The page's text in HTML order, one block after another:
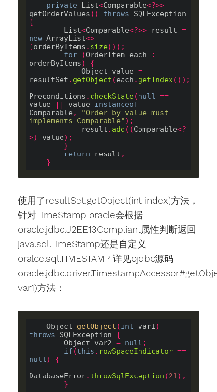
private List<Comparable<?>>
getOrderValues () throws
{
        List
<Comparable<?>> result =
new ArrayList<>
(orderByItems . size());
for
(OrderItem each
:
orderByItems)
{
            Object value
=
resultSet . getObject (each . getIndex());
Preconditions . checkState(null ==
value
|| value instanceof
Comparable ,
"Order by value must
implements Comparable" );
            result
. add ((Comparable<?
>)
value);
}
return result ;
}
使用了resultSet.getObject(int index)方法，
针对TimeStamp oracle会根据
oracle.jdbc.J2EE13Compliant属性判断返回
java.sql.TimeStamp还是自定义
oralce.sql.TIMESTAMP 详见ojdbc源码
var1)方法：
Object getObject (int var1)
throws SQLException {
        Object var2
= null ;
if (this . rowSpaceIndicator ==
null)
{
DatabaseError. throwSqlException (21);
}